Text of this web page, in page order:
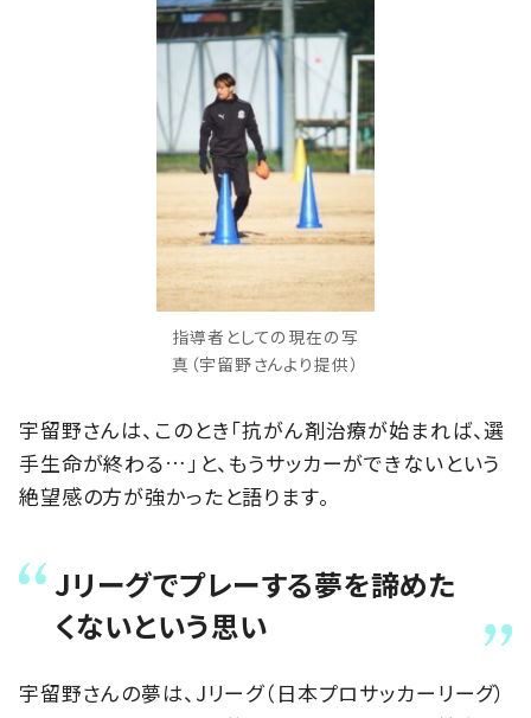
指導者としての現在の写
真（宇留野さんより提供）
宇留野さんは、このとき「抗がん剤治療が始まれば、選
手生命が終わる…」と、もうサッカーができないという
絶望感の方が強かったと語ります。
Jリーグでプレーする夢を諦めた
くないという思い
宇留野さんの夢は、Jリーグ（日本プロサッカーリーグ）